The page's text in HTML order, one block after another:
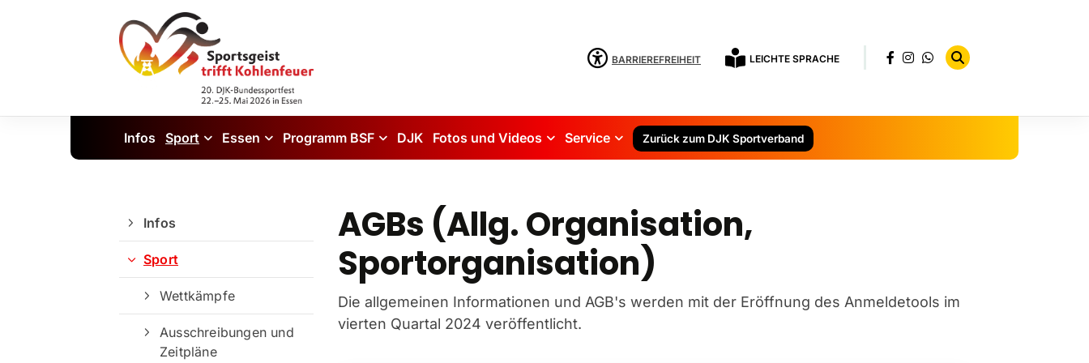
BARRIEREFREIHEIT LEICHTE SPRACHE
Infos Sport Essen Programm BSF DJK Fotos und Videos Service Zurück zum DJK Sportverband
AGBs (Allg. Organisation,
Sportorganisation)
Die allgemeinen Informationen und AGB's werden mit der Eröffnung des Anmeldetools im
vierten Quartal 2024 veröffentlicht.
Infos
Sport
Wettkämpfe
Ausschreibungen und
Zeitpläne